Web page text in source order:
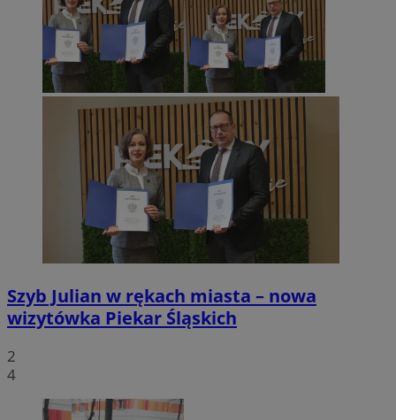
Szyb Julian w rękach miasta – nowa
wizytówka Piekar Śląskich
2
4